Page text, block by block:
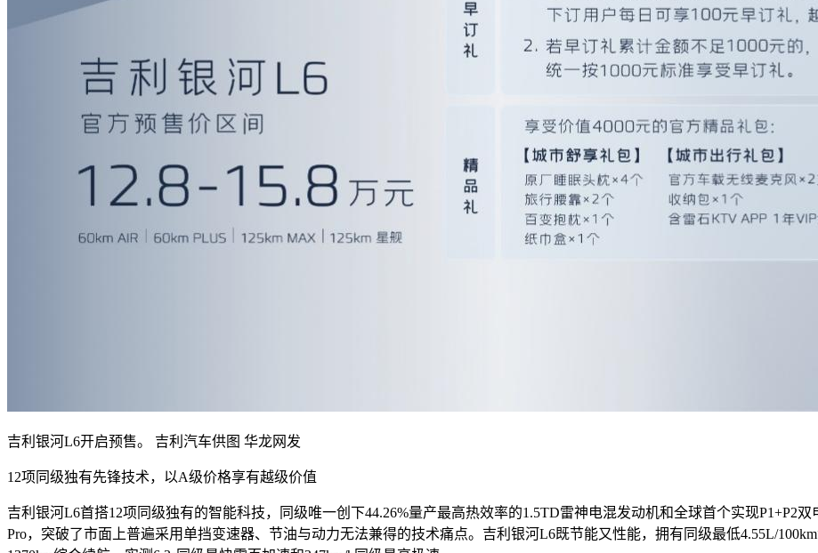
吉利银河L6开启预售。 吉利汽车供图 华龙网发
12项同级独有先锋技术，以A级价格享有越级价值
吉利银河L6首搭12项同级独有的智能科技，同级唯一创下44.26%量产最高热效率的1.5TD雷神电混发动机和全球首个实现P1+P2
Pro，突破了市面上普遍采用单挡变速器、节油与动力无法兼得的技术痛点。吉利银河L6既节能又性能，拥有同级最低4.55L/